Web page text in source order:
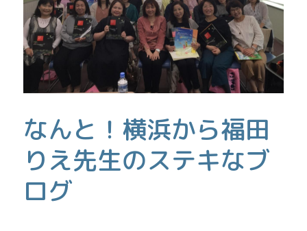
なんと！横浜から福田
りえ先生のステキなブ
ログ